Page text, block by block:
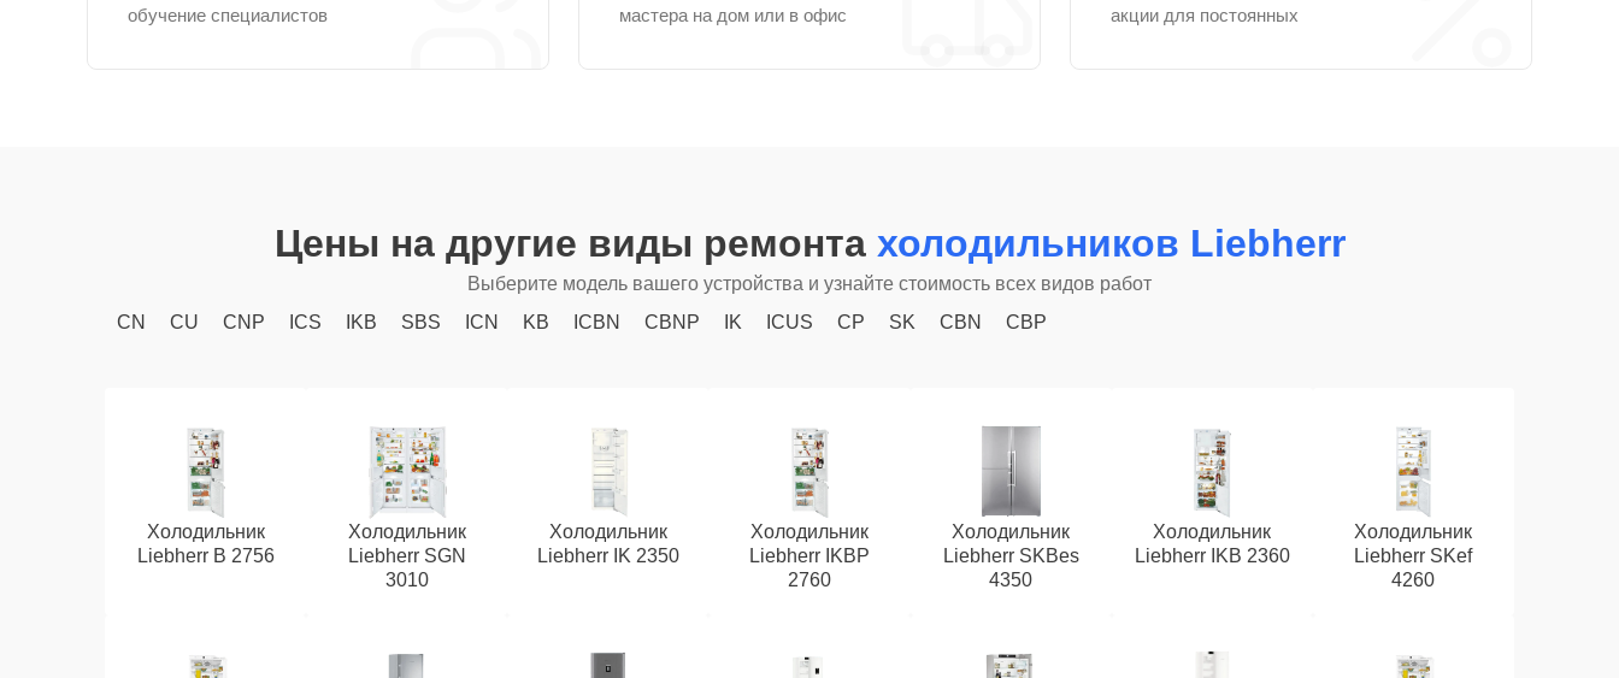
обучение специалистов
мастера на дом или в офис
акции для постоянных
Цены на другие виды ремонта холодильников Liebherr
Выберите модель вашего устройства и узнайте стоимость всех видов работ
CN
CU CNP ICS IKB SBS ICN KB ICBN CBNP IK ICUS CP SK CBN CBP
Холодильник
Liebherr B 2756
Холодильник
Liebherr SGN
3010
Холодильник
Liebherr IK 2350
Холодильник
Liebherr IKBP
2760
Холодильник
Liebherr SKBes
4350
Холодильник
Liebherr IKB 2360
Холодильник
Liebherr SKef
4260